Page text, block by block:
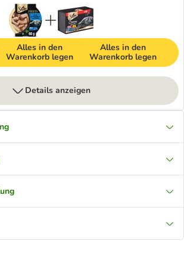
Alles in den
Warenkorb legen
Alles in den
Warenkorb legen
Details anzeigen